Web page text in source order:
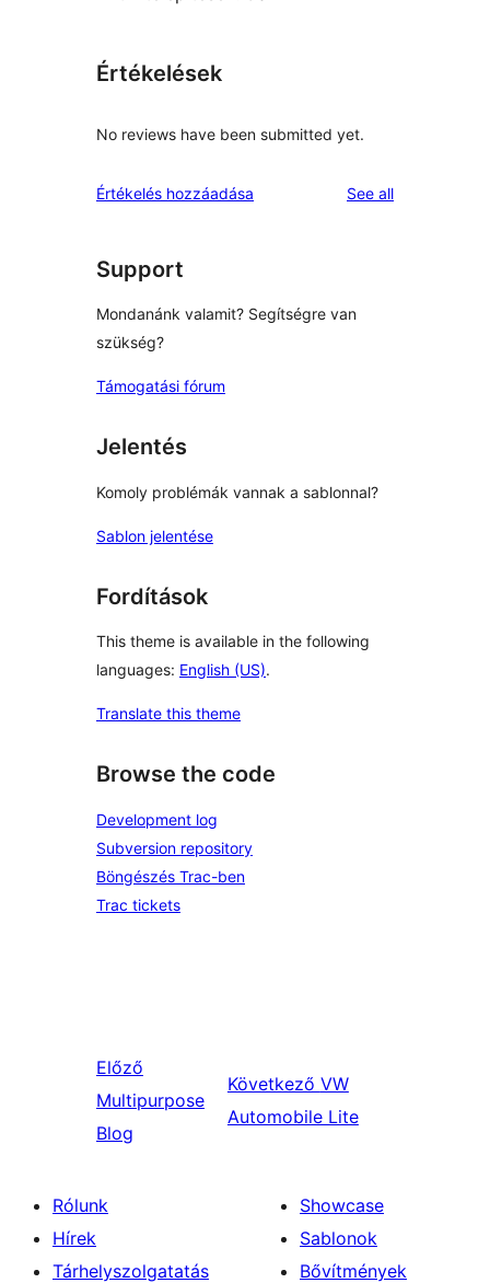
Értékelések
No reviews have been submitted yet.
Értékelés hozzáadása See allreviews
Support
Mondanánk valamit? Segítségre van
szükség?
Támogatási fórum
Jelentés
Komoly problémák vannak a sablonnal?
Sablon jelentése
Fordítások
This theme is available in the following
languages: English (US).
Translate this theme
Browse the code
Development log
Subversion repository
Böngészés Trac-ben
Trac tickets
Előző
Multipurpose
Blog
Következő VW
Automobile Lite
Rólunk
Hírek
Tárhelyszolgatatás
Showcase
Sablonok
Bővítmények